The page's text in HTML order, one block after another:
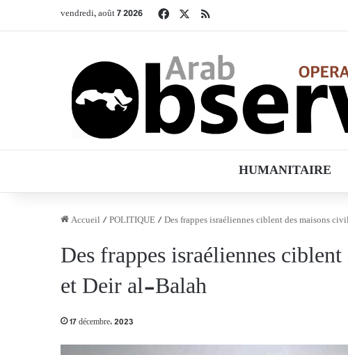
vendredi, août 7 2026 FacebookRSS
HUMANITAIRE
Accueil /POLITIQUE/Des frappes israéliennes ciblent des maisons
Des frappes israéliennes
et Deir al-Balah
17 décembre، 2023